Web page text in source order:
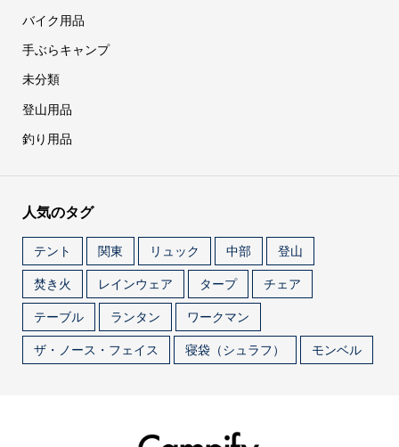
バイク用品
手ぶらキャンプ
未分類
登山用品
釣り用品
人気のタグ
テント 関東 リュック 中部
登山
焚き火
レインウェア タープ
チェア
テーブル
ランタン
ワークマン
ザ・ノース・フェイス
寝袋（シュラフ） モンベル